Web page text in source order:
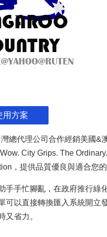
用方案
總代理公司合作經銷美國
City Grips. The
， 提供品質優良與適合您
手手忙腳亂，在政府推行綠
可以直接轉換匯入系統開
又省力。